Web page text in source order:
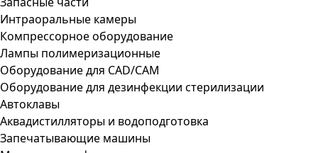
Интраоральные камеры
Компрессорное оборудование
Лампы полимеризационные
Оборудование для CAD/CAM
Оборудование для дезинфекции стерилизации
Автоклавы
Аквадистилляторы и водоподготовка
Запечатывающие машины